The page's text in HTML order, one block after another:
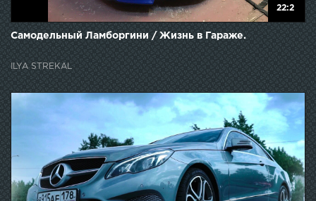
22:2
Самодельный Ламборгини / Жизнь в Гараже.
ILYA STREKAL